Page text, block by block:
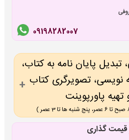
09198282007
پایان نامه به کتاب،
نویسی، تصویرگری کتاب
پاورپوینت
قیمت گذاری